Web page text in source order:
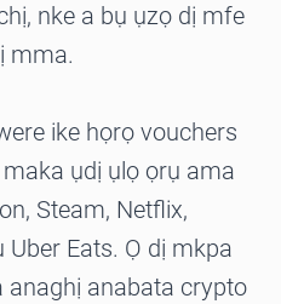
nke a bụ ụzọ dị mfe
mma.
ike họrọ vouchers
ụdị ụlọ ọrụ ama
Steam, Netflix,
Eats. Ọ dị mkpa
anaghị anabata crypto